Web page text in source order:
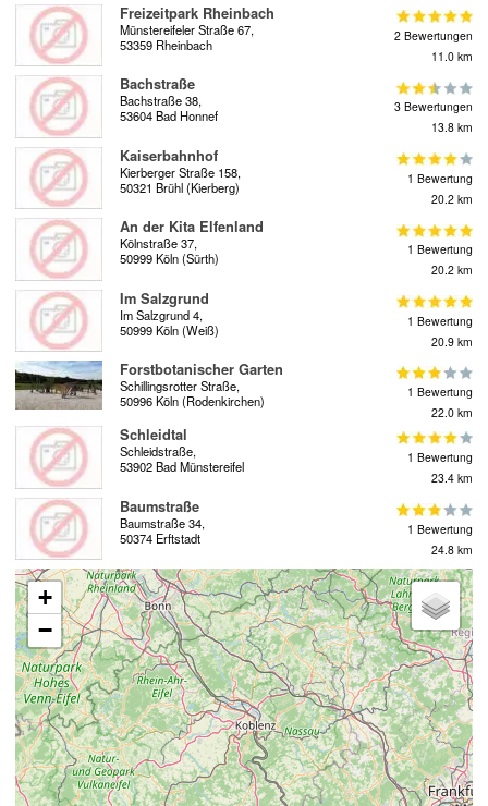
Freizeitpark Rheinbach
Münstereifeler Straße 67,
53359 Rheinbach
2 Bewertungen
11.0 km
Bachstraße
Bachstraße 38,
53604 Bad Honnef
3 Bewertungen
13.8 km
Kaiserbahnhof
Kierberger Straße 158,
50321 Brühl (Kierberg)
1 Bewertung
20.2 km
An der Kita Elfenland
Kölnstraße 37,
50999 Köln (Sürth)
1 Bewertung
20.2 km
Im Salzgrund
Im Salzgrund 4,
50999 Köln (Weiß)
1 Bewertung
20.9 km
Forstbotanischer Garten
Schillingsrotter Straße,
50996 Köln (Rodenkirchen)
1 Bewertung
22.0 km
Schleidtal
Schleidstraße,
53902 Bad Münstereifel
1 Bewertung
23.4 km
Baumstraße
Baumstraße 34,
50374 Erftstadt
1 Bewertung
24.8 km
+
−